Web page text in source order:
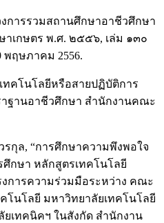
การรวมสถานศึกษาอาชีวศึกษา
าเกษตร พ.ศ. ๒๕๕๖, เล่ม ๑๓๐
พฤษภาคม 2556.
คโนโลยีหรือสายปฏิบัติการ
ฐานอาชีวศึกษา สำนักงานคณะ
กุล, “การศึกษาความพึงพอใจ
กษา หลักสูตรเทคโนโลยี
การความร่วมมือระหว่าง คณะ
โนโลยี มหาวิทยาลัยเทคโนโลยี
เทคนิคฯ ในสังกัด สำนักงาน